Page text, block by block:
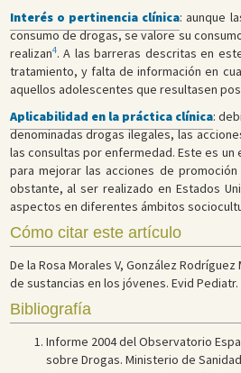
Interés o pertinencia clínica: aunque
consumo de drogas, se valore su
realizan4. A las barreras descritas en
tratamiento, y falta de información en
aquellos adolescentes que resultasen
Aplicabilidad en la práctica clínica:
denominadas drogas ilegales, las
las consultas por enfermedad. Este es
para mejorar las acciones de
obstante, al ser realizado en Estados
aspectos en diferentes ámbitos
Cómo citar este artículo
De la Rosa Morales V, González
de sustancias en los jóvenes. Evid Pediatr.
Bibliografía
Informe 2004 del Observatorio
sobre Drogas. Ministerio de